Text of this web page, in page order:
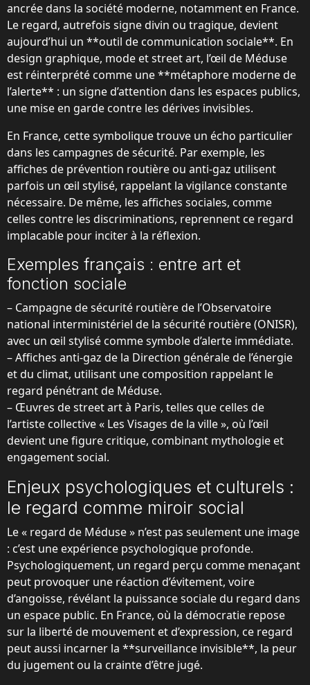
ancrée dans la société moderne, notamment en France.
Le regard, autrefois signe divin ou tragique, devient
aujourd’hui un **outil de communication sociale**. En
design graphique, mode et street art, l’œil de Méduse
est réinterprété comme une **métaphore moderne de
l’alerte** : un signe d’attention dans les espaces publics,
une mise en garde contre les dérives invisibles.
En France, cette symbolique trouve un écho particulier
dans les campagnes de sécurité. Par exemple, les
affiches de prévention routière ou anti-gaz utilisent
parfois un œil stylisé, rappelant la vigilance constante
nécessaire. De même, les affiches sociales, comme
celles contre les discriminations, reprennent ce regard
implacable pour inciter à la réflexion.
Exemples français : entre art et
fonction sociale
– Campagne de sécurité routière de l’Observatoire
national interministériel de la sécurité routière (ONISR),
avec un œil stylisé comme symbole d’alerte immédiate.
– Affiches anti-gaz de la Direction générale de l’énergie
et du climat, utilisant une composition rappelant le
regard pénétrant de Méduse.
– Œuvres de street art à Paris, telles que celles de
l’artiste collective « Les Visages de la ville », où l’œil
devient une figure critique, combinant mythologie et
engagement social.
Enjeux psychologiques et culturels :
le regard comme miroir social
Le « regard de Méduse » n’est pas seulement une image
: c’est une expérience psychologique profonde.
Psychologiquement, un regard perçu comme menaçant
peut provoquer une réaction d’évitement, voire
d’angoisse, révélant la puissance sociale du regard dans
un espace public. En France, où la démocratie repose
sur la liberté de mouvement et d’expression, ce regard
peut aussi incarner la **surveillance invisible**, la peur
du jugement ou la crainte d’être jugé.